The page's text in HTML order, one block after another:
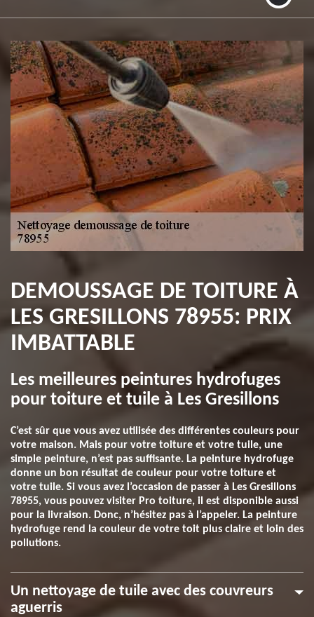
DEMOUSSAGE DE TOITURE À
LES GRESILLONS 78955: PRIX
IMBATTABLE
Les meilleures peintures hydrofuges
pour toiture et tuile à Les Gresillons
C’est sûr que vous avez utilisée des différentes couleurs pour
votre maison. Mais pour votre toiture et votre tuile, une
simple peinture, n’est pas suffisante. La peinture hydrofuge
donne un bon résultat de couleur pour votre toiture et
votre tuile. Si vous avez l’occasion de passer à Les Gresillons
78955, vous pouvez visiter Pro toiture, il est disponible aussi
pour la livraison. Donc, n’hésitez pas à l’appeler. La peinture
hydrofuge rend la couleur de votre toit plus claire et loin des
pollutions.
Un nettoyage de tuile avec des couvreurs
aguerris